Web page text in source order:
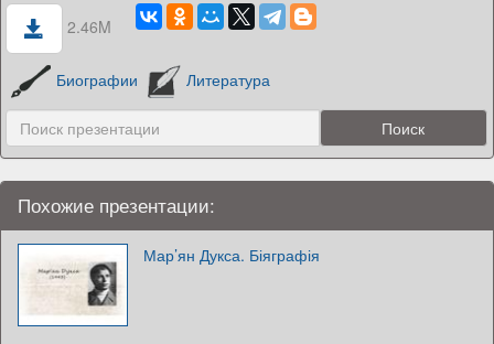
2.46M
Биографии Литература
Похожие презентации:
Мар’ян Дукса. Біяграфія